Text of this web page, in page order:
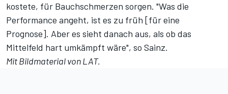
kostete, für Bauchschmerzen sorgen. "Was die
Performance angeht, ist es zu früh [für eine
Prognose]. Aber es sieht danach aus, als ob das
Mittelfeld hart umkämpft wäre", so Sainz.
Mit Bildmaterial von LAT.